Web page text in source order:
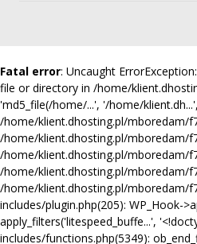
Fatal error: Uncaught
file or directory in /home/
'md5_file(/home/...', '/home/
/home/klient.dhosting.pl/mboredam/
/home/klient.dhosting.pl/mboredam/
/home/klient.dhosting.pl/mboredam/
/home/klient.dhosting.pl/mboredam/
/home/klient.dhosting.pl/mboredam/
includes/plugin.php(205): WP_Hook-
apply_filters('litespeed_buffe...',
includes/functions.php(5349):